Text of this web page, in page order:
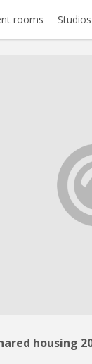
rooms Studios
housing